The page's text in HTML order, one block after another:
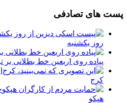
پست های تصادفی
روز یکشنبه
پیاده روی اربعین خط بطلانی
کرج
هپکو